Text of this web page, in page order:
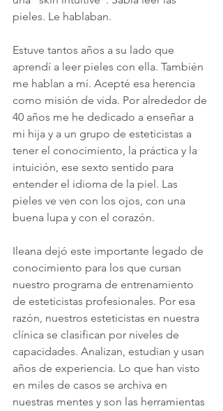
pieles. Le hablaban.
Estuve tantos años a su lado que
aprendí a leer pieles con ella. También
me hablan a mí. Acepté esa herencia
como misión de vida. Por alrededor de
40 años me he dedicado a enseñar a
mi hija y a un grupo de esteticistas a
tener el conocimiento, la práctica y la
intuición, ese sexto sentido para
entender el idioma de la piel. Las
pieles ve ven con los ojos, con una
buena lupa y con el corazón.
Ileana dejó este importante legado de
conocimiento para los que cursan
nuestro programa de entrenamiento
de esteticistas profesionales. Por esa
razón, nuestros esteticistas en nuestra
clínica se clasifican por niveles de
capacidades. Analizan, estudian y usan
años de experiencia. Lo que han visto
en miles de casos se archiva en
nuestras mentes y son las herramientas